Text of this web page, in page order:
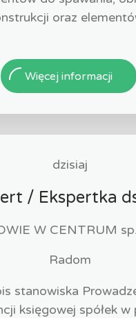
oraz
Więcej informacji
dzisiaj
W CENTRUM
Radom
stanowiska
księgowej spółek w